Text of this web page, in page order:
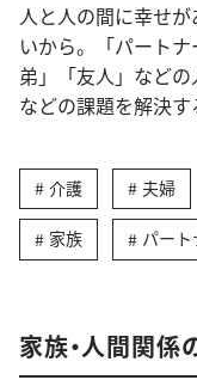
人と人の間に幸せ
いから。「パート
弟」「友人」などの
などの課題を解決す
介護 夫婦
家族 パート
家族・人間関係